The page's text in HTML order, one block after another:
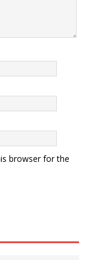
browser for the